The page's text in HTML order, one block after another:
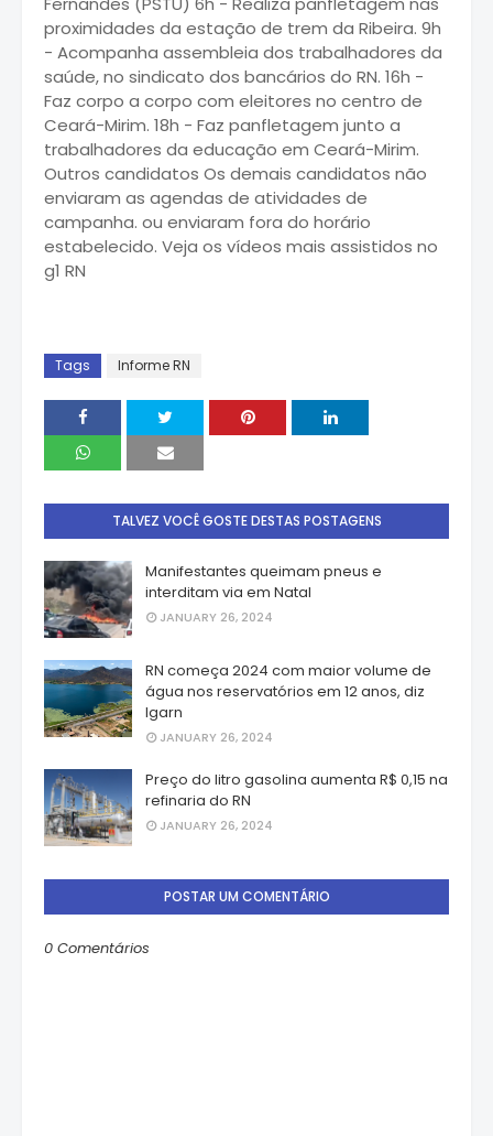
proximidades da estação de trem da Ribeira. 9h
- Acompanha assembleia dos trabalhadores da
saúde, no sindicato dos bancários do RN. 16h -
Faz corpo a corpo com eleitores no centro de
Ceará-Mirim. 18h - Faz panfletagem junto a
trabalhadores da educação em Ceará-Mirim.
Outros candidatos Os demais candidatos não
enviaram as agendas de atividades de
campanha. ou enviaram fora do horário
estabelecido. Veja os vídeos mais assistidos no
g1 RN
Tags Informe RN
TALVEZ VOCÊ GOSTE DESTAS POSTAGENS
Manifestantes queimam pneus e
interditam via em Natal
JANUARY 26, 2024
RN começa 2024 com maior volume de
água nos reservatórios em 12 anos, diz
Igarn
JANUARY 26, 2024
Preço do litro gasolina aumenta R$ 0,15 na
refinaria do RN
JANUARY 26, 2024
POSTAR UM COMENTÁRIO
0 Comentários